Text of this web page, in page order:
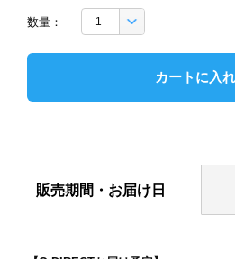
数量：
カートに入
販売期間・お届け日
表紙